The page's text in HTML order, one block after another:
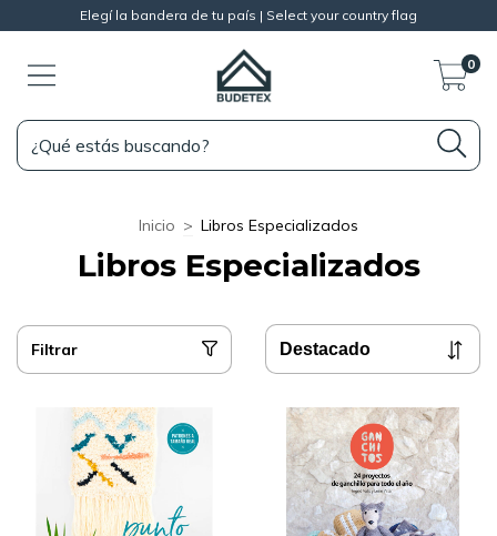
Elegí la bandera de tu país | Select your country flag
0
Inicio > Libros Especializados
Libros Especializados
Filtrar